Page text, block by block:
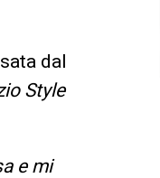
dal
Style
e mi